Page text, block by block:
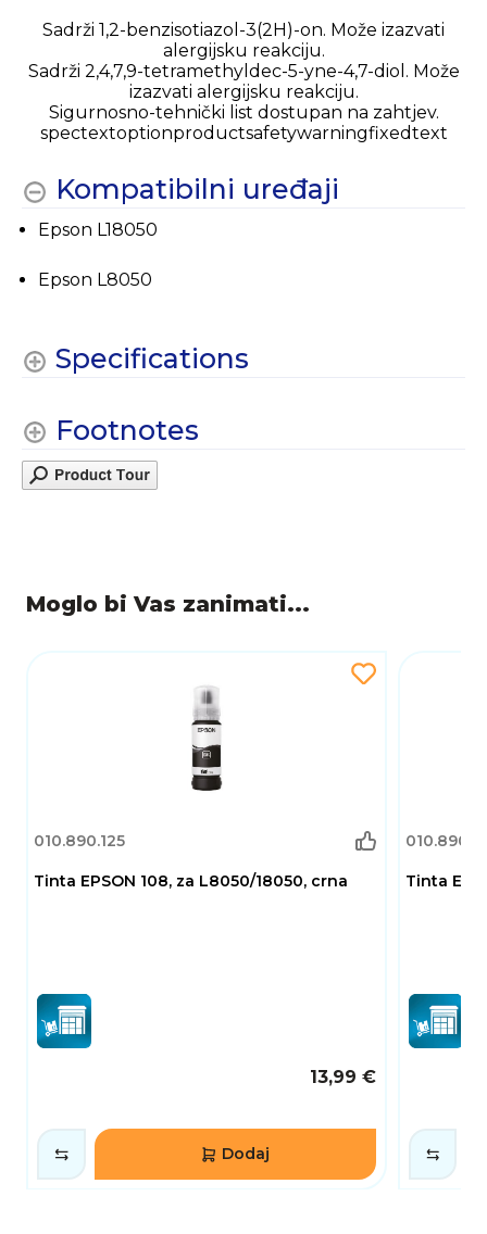
Sadrži 1,2-benzisotiazol-3(2H)-on. Može izazvati
alergijsku reakciju.
Sadrži 2,4,7,9-tetramethyldec-5-yne-4,7-diol. Može
izazvati alergijsku reakciju.
Sigurnosno-tehnički list dostupan na zahtjev.
spectextoptionproductsafetywarningfixedtext
Kompatibilni uređaji
Epson L18050
Epson L8050
Specifications
Footnotes
Moglo bi Vas zanimati...
010.890.125
Tinta EPSON 108, za L8050/18050, crna
13,99 €
Dodaj
Tinta